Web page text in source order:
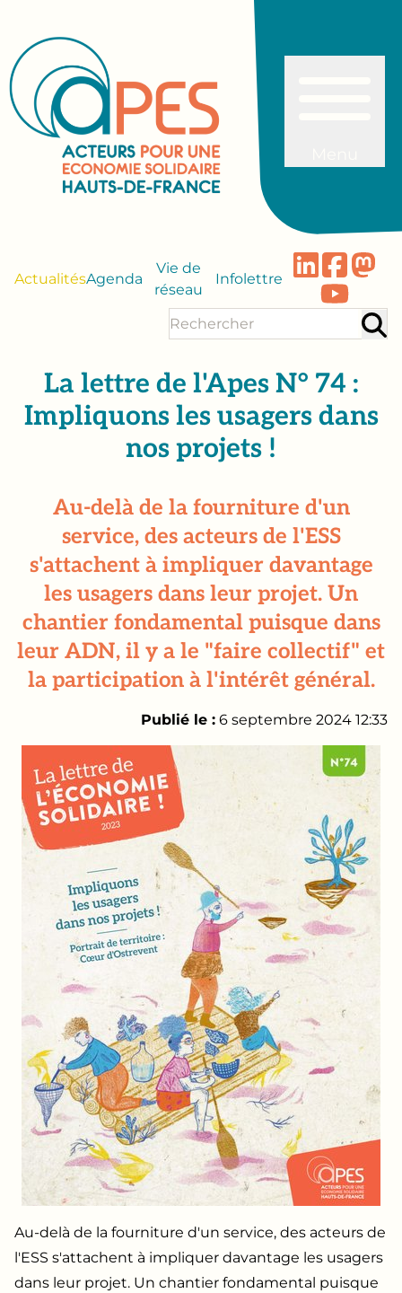
ActualitésAgenda
Vie de
réseau
Infolettre
La lettre de l'Apes N° 74 :
Impliquons les usagers dans
nos projets !
Au-delà de la fourniture d'un
service, des acteurs de l'ESS
s'attachent à impliquer davantage
les usagers dans leur projet. Un
chantier fondamental puisque dans
leur ADN, il y a le "faire collectif" et
la participation à l'intérêt général.
Publié le : 6 septembre 2024 12:33
Au-delà de la fourniture d'un service, des acteurs de
l'ESS s'attachent à impliquer davantage les usagers
dans leur projet. Un chantier fondamental puisque